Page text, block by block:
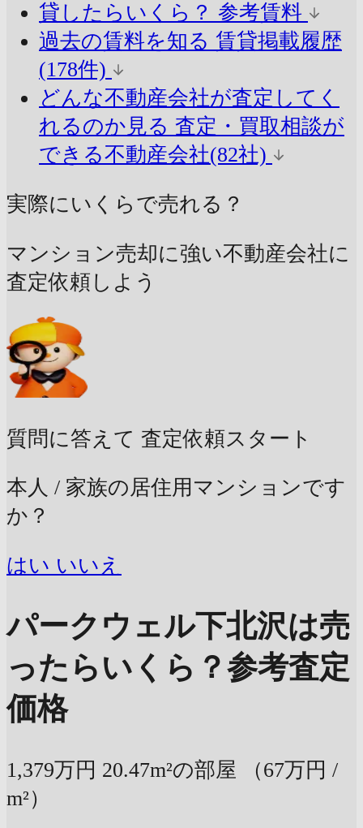
貸したらいくら？ 参考賃料
過去の賃料を知る 賃貸掲載履歴
(178件)
どんな不動産会社が査定してく
れるのか見る 査定・買取相談が
できる不動産会社(82社)
実際にいくらで売れる？
マンション売却に強い不動産会社に
査定依頼しよう
質問に答えて 査定依頼スタート
本人 / 家族の居住用マンションです
か？
はい いいえ
パークウェル下北沢は売
ったらいくら？参考査定
価格
1,379万円 20.47m²の部屋
（67万円 /
m²）